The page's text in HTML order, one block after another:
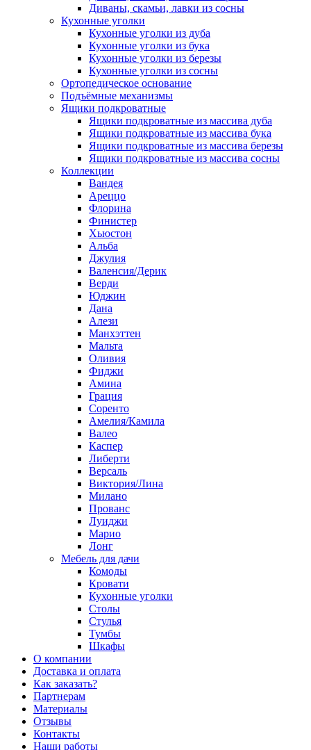
Диваны, скамьи, лавки из сосны
Кухонные уголки
Кухонные уголки из дуба
Кухонные уголки из бука
Кухонные уголки из березы
Кухонные уголки из сосны
Ортопедическое основание
Подъёмные механизмы
Ящики подкроватные
Ящики подкроватные из массива дуба
Ящики подкроватные из массива бука
Ящики подкроватные из массива березы
Ящики подкроватные из массива сосны
Коллекции
Вандея
Ареццо
Флорина
Финистер
Хьюстон
Альба
Джулия
Валенсия/Дерик
Верди
Юджин
Дана
Алези
Манхэттен
Мальта
Оливия
Фиджи
Амина
Грация
Соренто
Амелия/Камила
Валео
Каспер
Либерти
Версаль
Виктория/Лина
Милано
Прованс
Луиджи
Марио
Лонг
Мебель для дачи
Комоды
Кровати
Кухонные уголки
Столы
Стулья
Тумбы
Шкафы
О компании
Доставка и оплата
Как заказать?
Партнерам
Материалы
Отзывы
Контакты
Наши работы